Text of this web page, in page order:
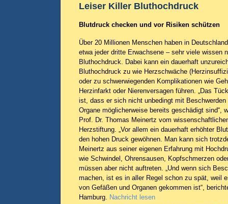
Leiser Killer Bluthochdruck
Blutdruck checken und vor Risiken schützen
Über 20 Millionen Menschen haben in
etwa jeder dritte Erwachsene – sehr viele wissen
Bluthochdruck. Dabei kann ein dauerhaft
Bluthochdruck zu wie Herzschwäche
oder zu schwerwiegenden Komplikationen wie
Herzinfarkt oder Nierenversagen führen. „Das
ist, dass er sich nicht unbedingt mit
Organe möglicherweise bereits geschädigt sind“,
Prof. Dr. Thomas Meinertz vom
Herzstiftung. „Vor allem ein dauerhaft erhöhter
den hohen Druck gewöhnen. Man kann sich
Meinertz aus seiner eigenen Erfahrung mit
wie Schwindel, Ohrensausen, Kopfschmerzen
müssen aber nicht auftreten. „Und wenn sich
machen, ist es in aller Regel schon zu spät, weil
von Gefäßen und Organen gekommen ist“,
Hamburg.
Nachricht lesen